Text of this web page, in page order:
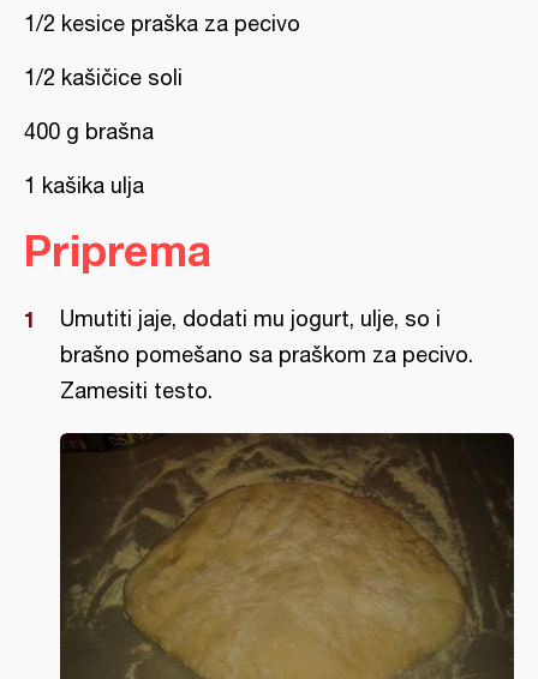
1/2 kesice praška za pecivo
1/2 kašičice soli
400 g brašna
1 kašika ulja
Priprema
Umutiti jaje, dodati mu jogurt, ulje, so i
brašno pomešano sa praškom za pecivo.
Zamesiti testo.